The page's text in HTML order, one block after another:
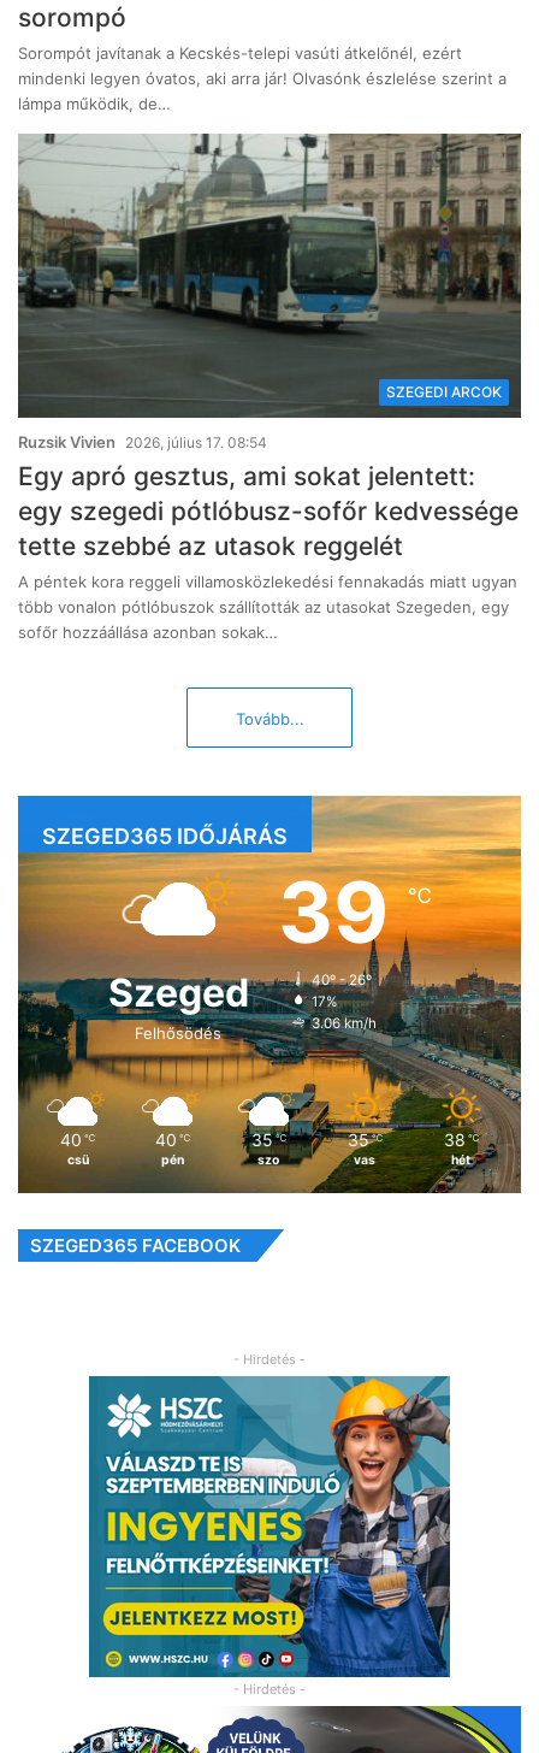
sorompó
Sorompót javítanak a Kecskés-telepi vasúti átkelőnél, ezért
mindenki legyen óvatos, aki arra jár! Olvasónk észlelése szerint a
lámpa működik, de…
SZEGEDI ARCOK
Ruzsik Vivien 2026, július 17. 08:54
Egy apró gesztus, ami sokat jelentett:
egy szegedi pótlóbusz-sofőr kedvessége
tette szebbé az utasok reggelét
A péntek kora reggeli villamosközlekedési fennakadás miatt ugyan
több vonalon pótlóbuszok szállították az utasokat Szegeden, egy
sofőr hozzáállása azonban sokak…
Tovább...
SZEGED365 IDŐJÁRÁS
Szeged
Felhősödés
39℃
40º - 26º
17%
3.06 km/h
40 ℃
csü
40 ℃
pén
35 ℃
szo
35 ℃
vas
38 ℃
hét
SZEGED365 FACEBOOK
- Hirdetés -
- Hirdetés -